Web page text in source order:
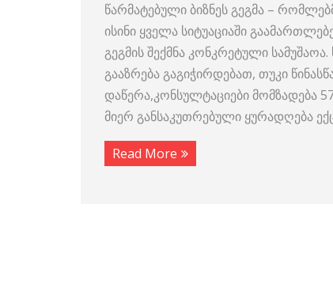
წარმატებული ბიზნეს გეგმა –
ისინი ყველა სიტუაციაში
გეგმის შექმნა კონკრეტული
გააზრება გაგიჭირდებათ, თუკი
დაწერა,კონსულტაციები
მიერ განსაკუთრებული ყურადღება
Read More